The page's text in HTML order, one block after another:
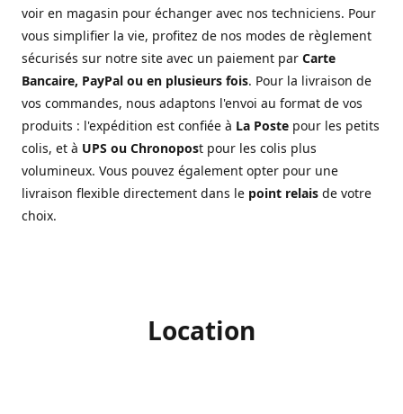
voir en magasin pour échanger avec nos techniciens. Pour
vous simplifier la vie, profitez de nos modes de règlement
sécurisés sur notre site avec un paiement par Carte
Bancaire, PayPal ou en plusieurs fois. Pour la livraison de
vos commandes, nous adaptons l'envoi au format de vos
produits : l'expédition est confiée à La Poste pour les petits
colis, et à UPS ou Chronopost pour les colis plus
volumineux. Vous pouvez également opter pour une
livraison flexible directement dans le point relais de votre
choix.
Location